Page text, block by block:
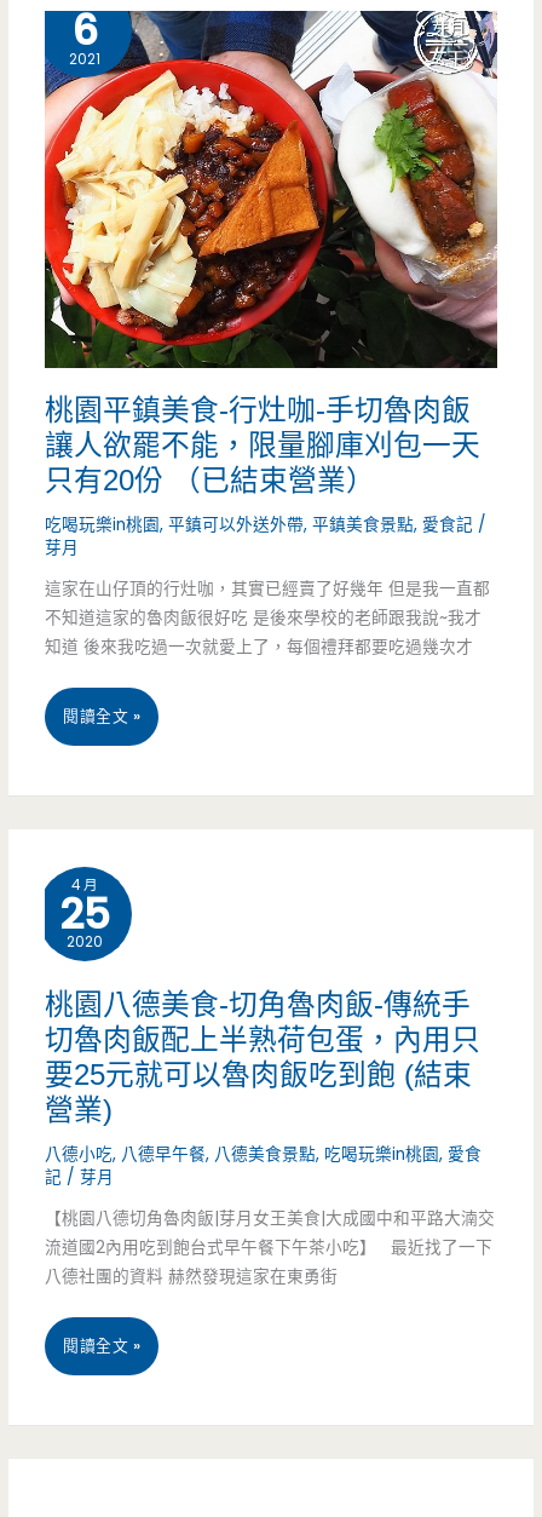
美
食-
祥
豪
手
工
肉
羹-
低
調
耕
十
幾
年，
當
划
算
好
吃，
肉
羹
推
6
2021
桃園平鎮美食-行灶咖-手切魯肉飯
讓人欲罷不能，限量腳庫刈包一天
只有20份 （已結束營業）
吃喝玩樂in桃園,平鎮可以外送外帶,平鎮美食景點, 愛食記 /
芽月
這家在山仔頂的行灶咖，其實已經賣了好幾年 但是我一直都
不知道這家的魯肉飯很好吃 是後來學校的老師跟我說~我才
知道 後來我吃過一次就愛上了，每個禮拜都要吃過幾次才
桃
美
食-
行
灶
咖-
手
切
魯
肉
飯
讓
閱讀全文 »
4 月
25
2020
桃園八德美食-切角魯肉飯-傳統手
切魯肉飯配上半熟荷包蛋，內用只
要25元就可以魯肉飯吃到飽 (結束
營業)
八德小吃, 八德早午餐, 八德美食景點, 吃喝玩樂in桃園, 愛食
記 /芽月
【桃園八德切角魯肉飯|芽月女王美食|大成國中和平路大湳交
流道國2內用吃到飽台式早午餐下午茶小吃】 最近找了一下
八德社團的資料 赫然發現這家在東勇街
桃
閱讀全文 »